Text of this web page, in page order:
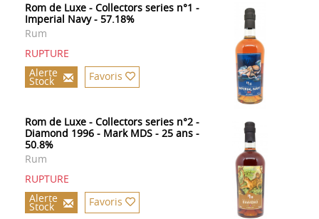
Rom de Luxe - Collectors series n°1 -
Imperial Navy - 57.18%
Rum
RUPTURE
Alerte
Stock Favoris
Rom de Luxe - Collectors series n°2 -
Diamond 1996 - Mark MDS - 25 ans -
50.8%
Rum
RUPTURE
Alerte
Stock Favoris